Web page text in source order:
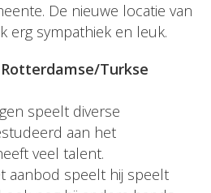
De nieuwe locatie van
erg sympathiek en leuk.
Turkse
speelt diverse
aan het
veel talent.
aanbod speelt hij speelt